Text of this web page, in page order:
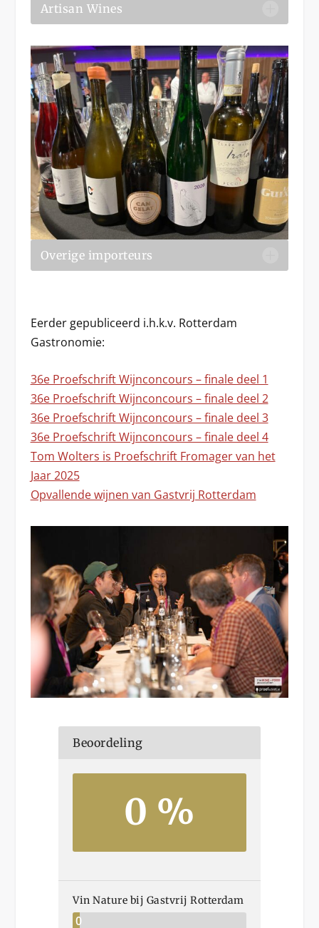
Artisan Wines
Overige importeurs
Eerder gepubliceerd i.h.k.v. Rotterdam
Gastronomie:
36e Proefschrift Wijnconcours – finale deel 1
36e Proefschrift Wijnconcours – finale deel 2
36e Proefschrift Wijnconcours – finale deel 3
36e Proefschrift Wijnconcours – finale deel 4
Tom Wolters is Proefschrift Fromager van het
Jaar 2025
Opvallende wijnen van Gastvrij Rotterdam
Beoordeling
0 %
Vin Nature bij Gastvrij Rotterdam
0